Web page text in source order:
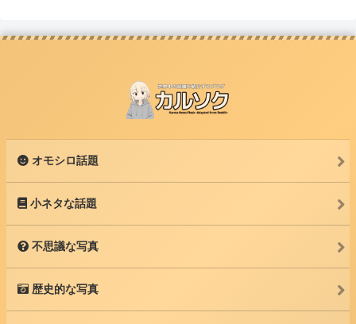
オモシロ話題
小ネタな話題
不思議な写真
歴史的な写真